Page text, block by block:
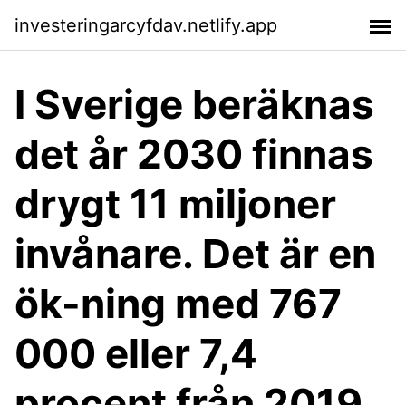
investeringarcyfdav.netlify.app
I Sverige beräknas
det år 2030 finnas
drygt 11 miljoner
invånare. Det är en
ök-ning med 767
000 eller 7,4